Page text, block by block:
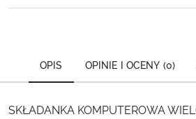
OPIS OPINIE I OCENY (0)
SKŁADANKA KOMPUTEROWA